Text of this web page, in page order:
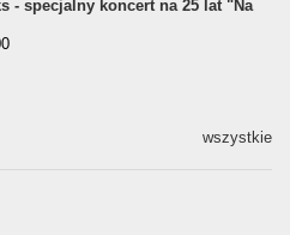
- specjalny koncert na 25 lat "Na
wszystkie